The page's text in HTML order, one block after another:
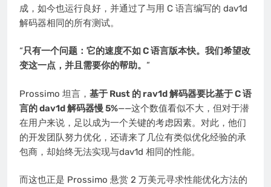
成，如今也运行良好，并通过了与用 C 语言编写的 dav1d
解码器相同的所有测试。
“只有一个问题：它的速度不如 C 语言版本快。我们希望改
变这一点，并且需要你的帮助。 ”
Prossimo 坦言， 基于 Rust 的 rav1d 解码器要比基于 C 语
言的 dav1d 解码器慢 5%——这个数值看似不大，但对于潜
在用户来说，足以成为一个关键的考虑因素。对此，他们
的开发团队努力优化，还请来了几位有类似优化经验的承
包商，却始终无法实现与dav1d 相同的性能。
而这也正是 Prossimo 悬赏 2 万美元寻求性能优化方法的